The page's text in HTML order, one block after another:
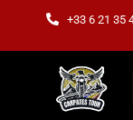
contenu
+33 6 21 35